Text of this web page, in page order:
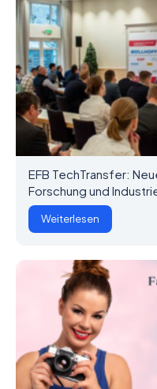
EFB TechTransfer:
Forschung und
Weiterlesen